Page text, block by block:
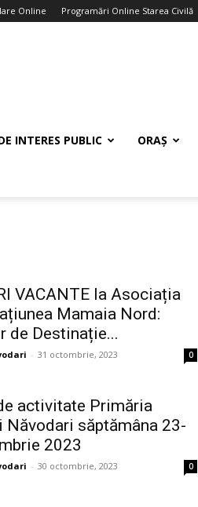
Online Programări Online Starea Civilă
INTERES PUBLIC ORAȘ
VACANTE la Asociația
Mamaia Nord:
de Destinație...
- 31 octombrie, 2023 0
activitate Primăria
Năvodari săptămâna 23-
2023
- 30 octombrie, 2023 0